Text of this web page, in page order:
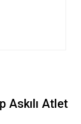
Askılı Atlet